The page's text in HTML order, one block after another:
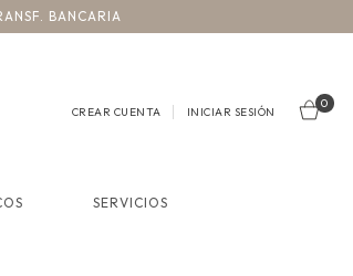
BANCARIA
CREAR CUENTA INICIAR SESIÓN
0
SERVICIOS